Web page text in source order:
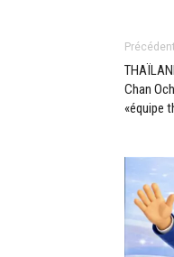
Précédent
Chan
«équipe